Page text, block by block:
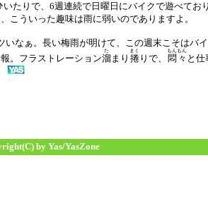
たりで、6週連続で日曜日にバイクで遊べてお
こういった趣味は雨に弱いのでありますよ。
なぁ。長い梅雨が明けて、この週末こそはバ
。フラストレーション溜
た
まり 捲
まく
りで、 悶々
もんもん
と仕
by Yas/YasZone